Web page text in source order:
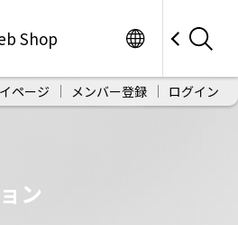
Shop
ページ メンバー登録 ログイン
ン